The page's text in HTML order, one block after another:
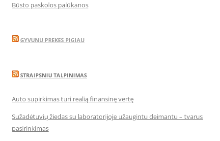
Būsto paskolos palūkanos
GYVUNU PREKES PIGIAU
STRAIPSNIU TALPINIMAS
Auto supirkimas turi realią finansinę vertę
Sužadėtuvių žiedas su laboratorijoje užaugintu deimantu – tvarus
pasirinkimas